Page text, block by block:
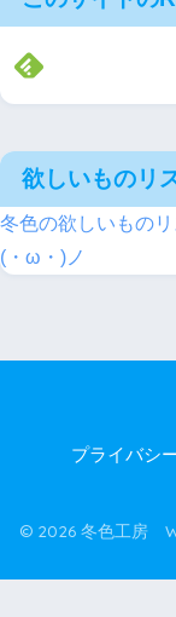
欲しいものリ
冬色の欲しいもの
(・ω・)ノ
プライバシ
© 2026 冬色工房